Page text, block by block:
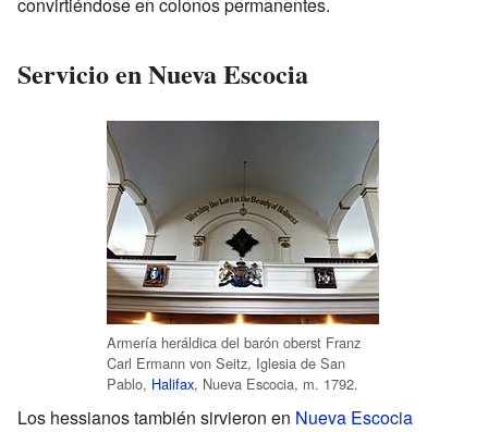
Servicio en Nueva Escocia
Armería heráldica del barón oberst Franz
Carl Ermann von Seitz, Iglesia de San
Pablo, Halifax, Nueva Escocia, m. 1792.
Los hessianos también sirvieron en Nueva Escocia